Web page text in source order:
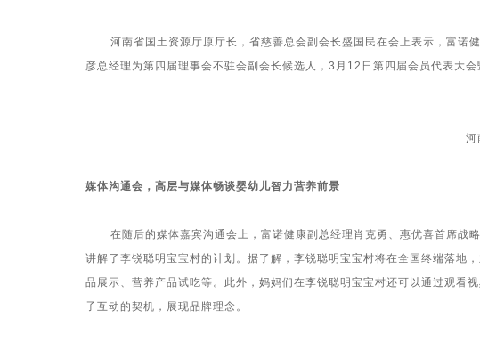
河南省国土资源厅原厅长，省慈善总会副会长盛国民在会上表示，富诺健
彦总经理为第四届理事会不驻会副会长候选人， 3 月 12 日第四届会员代表大
河
媒体沟通会，高层与媒体畅谈婴幼儿智力营养前景
在随后的媒体嘉宾沟通会上，富诺健康副总经理肖克勇、惠优喜首席战
讲解了李锐聪明宝宝村的计划。据了解，李锐聪明宝宝村将在全国终端落地
品展示、营养产品试吃等。此外，妈妈们在李锐聪明宝宝村还可以通过观看视
子互动的契机，展现品牌理念。